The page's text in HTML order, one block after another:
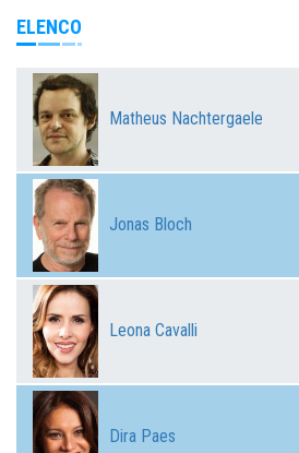
ELENCO
Matheus Nachtergaele
Jonas Bloch
Leona Cavalli
Dira Paes